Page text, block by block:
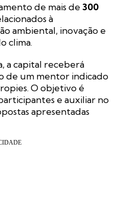
de mais de 300
à
ambiental, inovação e
clima.
a capital receberá
de um mentor indicado
O objetivo é
e auxiliar no
apresentadas